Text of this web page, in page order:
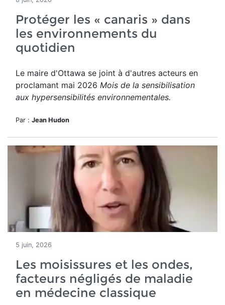
Protéger les « canaris » dans
les environnements du
quotidien
Le maire d'Ottawa se joint à d'autres acteurs en
proclamant mai 2026 Mois de la sensibilisation
aux hypersensibilités environnementales.
Par : Jean Hudon
5 juin, 2026
Les moisissures et les ondes,
facteurs négligés de maladie
en médecine classique